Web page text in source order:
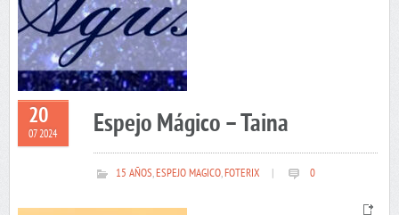
20
07 2024 Espejo Mágico – Taina
15 AÑOS,ESPEJO MAGICO,FOTERIX 0